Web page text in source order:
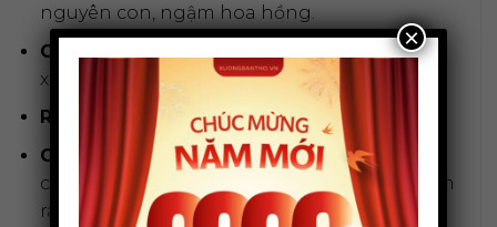
nguyên con, ngậm hoa hồng.
Giò, chả:
Các loại giò lụa, chả quế được sắp
xếp gọn gàng.
Rượu:
Một chén rượu trắng tinh khiết.
Các món mặn khác:Tùy theo điều kiện, gia
chủ có thể chuẩn bị thêm các món như nem
rán, canh măng…
×